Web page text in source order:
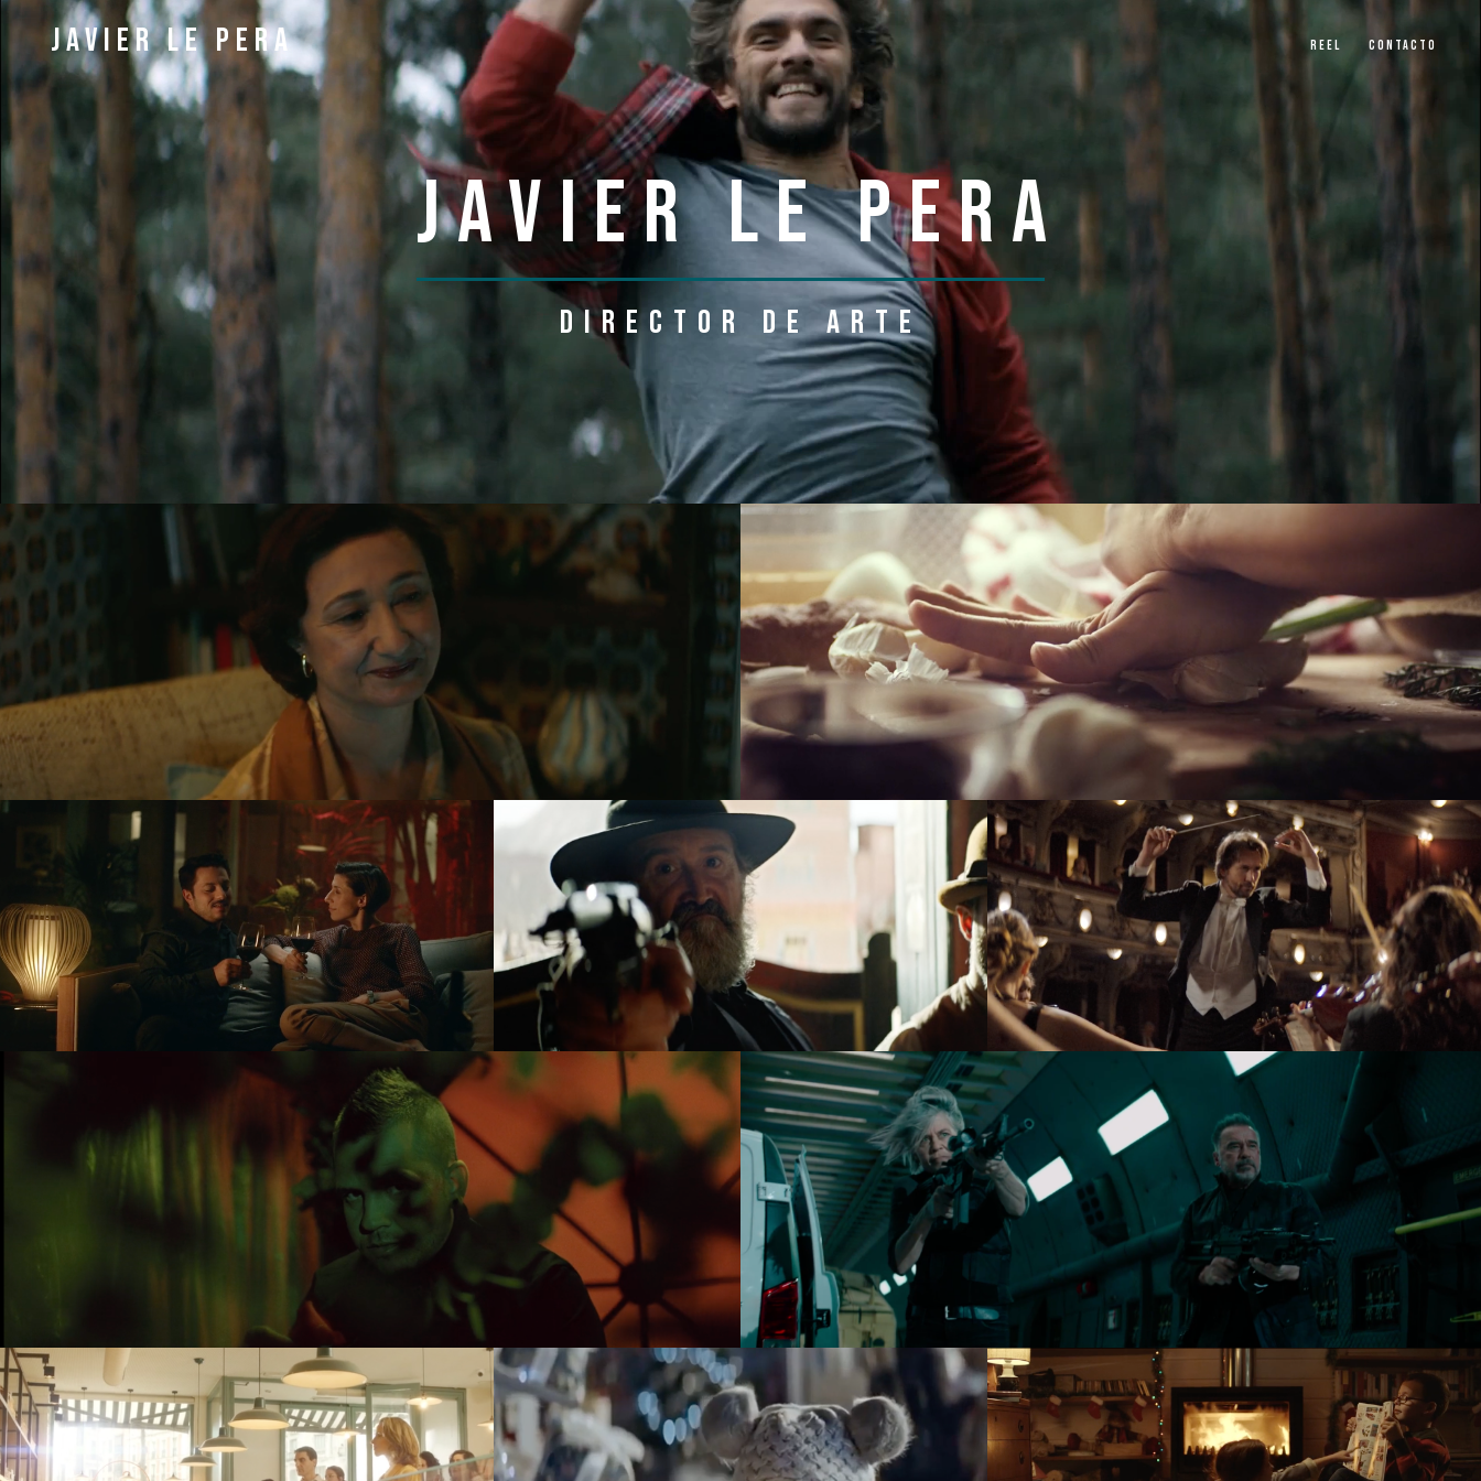
JAVIER LE PERA REEL CONTACTO
JAVIER LE PERA
director de arte